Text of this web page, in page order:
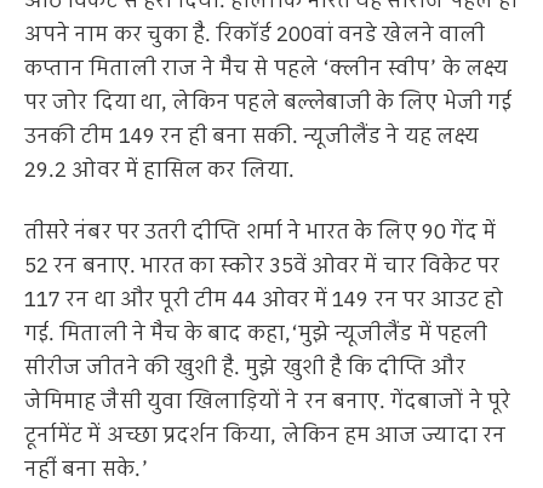
अपने नाम कर चुका है. रिकॉर्ड 200वां वनडे खेलने वाली
कप्तान मिताली राज ने मैच से पहले ‘क्लीन स्वीप’ के लक्ष्य
पर जोर दिया था, लेकिन पहले बल्लेबाजी के लिए भेजी गई
उनकी टीम 149 रन ही बना सकी. न्यूजीलैंड ने यह लक्ष्य
29.2 ओवर में हासिल कर लिया.
तीसरे नंबर पर उतरी दीप्ति शर्मा ने भारत के लिए 90 गेंद में
52 रन बनाए. भारत का स्कोर 35वें ओवर में चार विकेट पर
117 रन था और पूरी टीम 44 ओवर में 149 रन पर आउट हो
गई. मिताली ने मैच के बाद कहा,‘मुझे न्यूजीलैंड में पहली
सीरीज जीतने की खुशी है. मुझे खुशी है कि दीप्ति और
जेमिमाह जैसी युवा खिलाड़ियों ने रन बनाए. गेंदबाजों ने पूरे
टूर्नामेंट में अच्छा प्रदर्शन किया, लेकिन हम आज ज्यादा रन
नहीं बना सके.’